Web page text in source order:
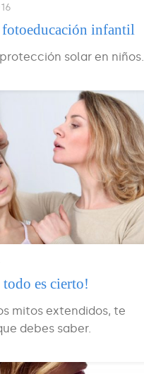
fotoeducación infantil
solar en niños.
es cierto!
mitos extendidos, te
debes saber.